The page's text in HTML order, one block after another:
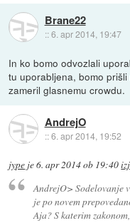
Brane22
::6. apr 2014, 19:47
In ko bomo odvozlali
tu uporabljena, bomo
zameril glasnemu crowdu.
AndrejO
::6. apr 2014, 19:52
jype je6. apr 2014 ob 19:40
AndrejO> Sodelovanje
je po novem
Aja? S katerim